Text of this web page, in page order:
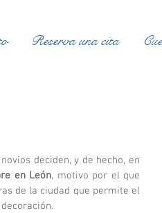
Reserva una cita
en León, motivo por el que
de la ciudad que permite el